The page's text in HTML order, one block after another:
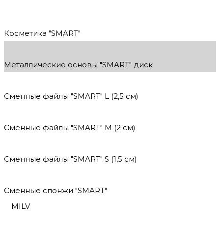
Косметика "SMART"
Металлические основы "SMART" диск
Сменные файлы "SMART" L (2,5 см)
Сменные файлы "SMART" M (2 см)
Сменные файлы "SMART" S (1,5 см)
Сменные спонжи "SMART"
MILV